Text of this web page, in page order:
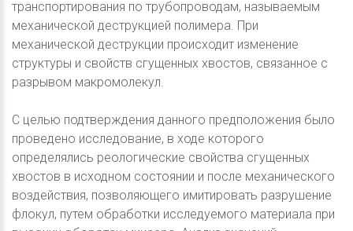
транспортирования по трубопроводам, называемым
механической деструкцией полимера. При
механической деструкции происходит изменение
структуры и свойств сгущенных хвостов, связанное с
разрывом макромолекул.
С целью подтверждения данного предположения было
проведено исследование, в ходе которого
определялись реологические свойства сгущенных
хвостов в исходном состоянии и после механического
воздействия, позволяющего имитировать разрушение
флокул, путем обработки исследуемого материала при